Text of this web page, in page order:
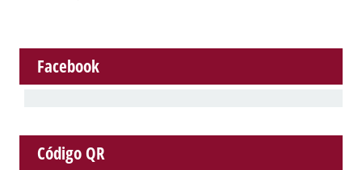
Facebook
Código QR